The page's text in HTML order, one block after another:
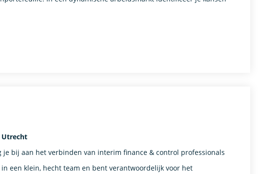
Utrecht
bij aan het verbinden van interim finance & control professionals
een klein, hecht team en bent verantwoordelijk voor het